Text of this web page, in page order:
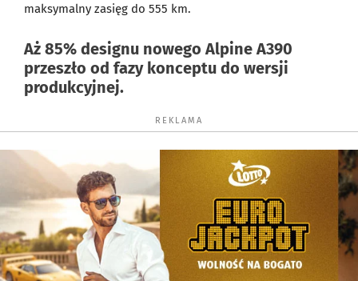
maksymalny zasięg do 555 km.
Aż 85% designu nowego Alpine A390
przeszło od fazy konceptu do wersji
produkcyjnej.
REKLAMA